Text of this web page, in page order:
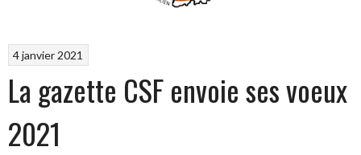
4 janvier 2021
La gazette CSF envoie ses voeux
2021